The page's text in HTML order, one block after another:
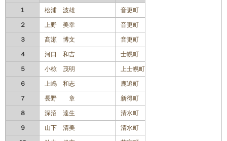
1 松浦 波雄 音更町
２ 上野 美幸 音更町
３ 髙瀬 博文 音更町
４ 河口 和吉 士幌町
５ 小椋 茂明 上士幌町
６ 上嶋 和志 鹿追町
７ 長野 章 新得町
８ 深沼 達生 清水町
９ 山下 清美 清水町